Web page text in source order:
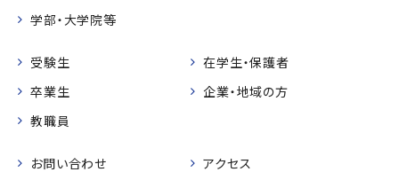
学部・大学院等
受験生
在学生・保護者
卒業生
企業・地域の方
教職員
お問い合わせ アクセス